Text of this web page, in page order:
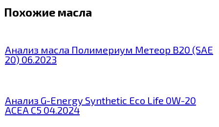
Похожие масла
Анализ масла Полимериум Метеор В20 (SAE
20) 06.2023
Анализ G-Energy Synthetic Eco Life 0W-20
ACEA C5 04.2024